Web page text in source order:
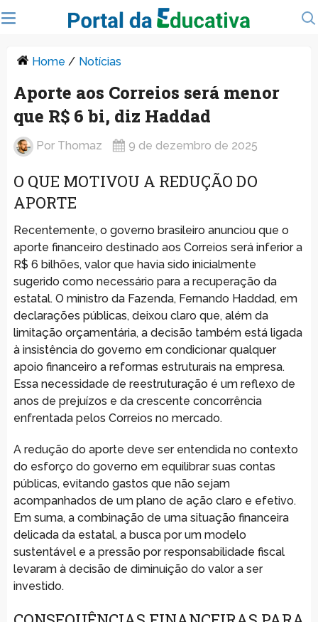
Home / Notícias
Aporte aos Correios será menor
que R$ 6 bi, diz Haddad
Por Thomaz 9 de dezembro de 2025
O QUE MOTIVOU A REDUÇÃO DO
APORTE
Recentemente, o governo brasileiro anunciou que o
aporte financeiro destinado aos Correios será inferior a
R$ 6 bilhões, valor que havia sido inicialmente
sugerido como necessário para a recuperação da
estatal. O ministro da Fazenda, Fernando Haddad, em
declarações públicas, deixou claro que, além da
limitação orçamentária, a decisão também está ligada
à insistência do governo em condicionar qualquer
apoio financeiro a reformas estruturais na empresa.
Essa necessidade de reestruturação é um reflexo de
anos de prejuízos e da crescente concorrência
enfrentada pelos Correios no mercado.
A redução do aporte deve ser entendida no contexto
do esforço do governo em equilibrar suas contas
públicas, evitando gastos que não sejam
acompanhados de um plano de ação claro e efetivo.
Em suma, a combinação de uma situação financeira
delicada da estatal, a busca por um modelo
sustentável e a pressão por responsabilidade fiscal
levaram à decisão de diminuição do valor a ser
investido.